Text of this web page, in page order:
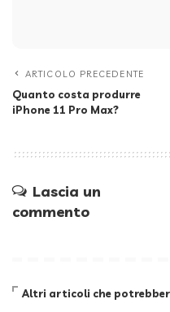
ARTICOLO PRECEDENTE
Quanto costa produrre
iPhone 11 Pro Max?
Lascia un
commento
Altri articoli che